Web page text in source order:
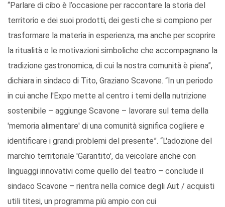
“Parlare di cibo è l’occasione per raccontare la storia del
territorio e dei suoi prodotti, dei gesti che si compiono per
trasformare la materia in esperienza, ma anche per scoprire
la ritualità e le motivazioni simboliche che accompagnano la
tradizione gastronomica, di cui la nostra comunità è piena”,
dichiara in sindaco di Tito, Graziano Scavone. “In un periodo
in cui anche l'Expo mette al centro i temi della nutrizione
sostenibile – aggiunge Scavone – lavorare sul tema della
'memoria alimentare' di una comunità significa cogliere e
identificare i grandi problemi del presente”. “L'adozione del
marchio territoriale 'Garantito', da veicolare anche con
linguaggi innovativi come quello del teatro – conclude il
sindaco Scavone – rientra nella cornice degli Aut / acquisti
utili titesi, un programma più ampio con cui